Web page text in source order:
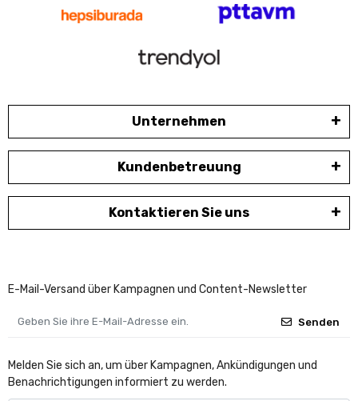
Unternehmen
Kundenbetreuung
Kontaktieren Sie uns
E-Mail-Versand über Kampagnen und Content-Newsletter
Senden
Melden Sie sich an, um über Kampagnen, Ankündigungen und
Benachrichtigungen informiert zu werden.